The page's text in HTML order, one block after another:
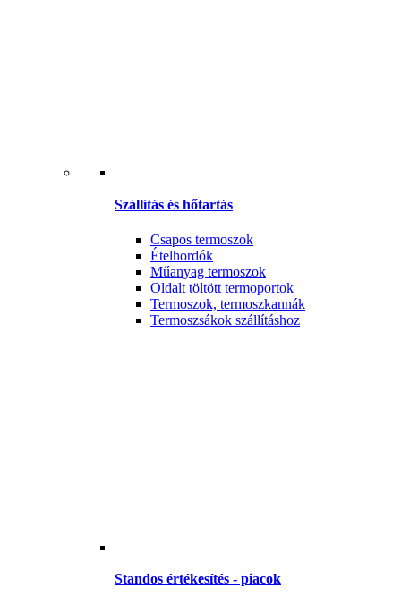
Szállítás és hőtartás
Csapos termoszok
Ételhordók
Műanyag termoszok
Oldalt töltött termoportok
Termoszok, termoszkannák
Termoszsákok szállításhoz
Standos értékesítés - piacok